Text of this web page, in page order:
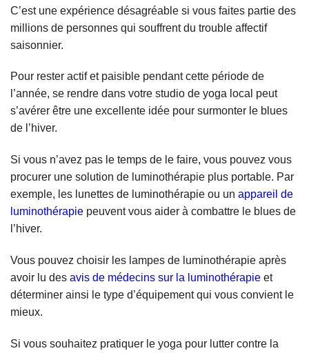
C’est une expérience désagréable si vous faites partie des
millions de personnes qui souffrent du trouble affectif
saisonnier.
Pour rester actif et paisible pendant cette période de
l’année, se rendre dans votre studio de yoga local peut
s’avérer être une excellente idée pour surmonter le blues
de l’hiver.
Si vous n’avez pas le temps de le faire, vous pouvez vous
procurer une solution de luminothérapie plus portable. Par
exemple, les lunettes de luminothérapie ou un appareil de
luminothérapie peuvent vous aider à combattre le blues de
l’hiver.
Vous pouvez choisir les lampes de luminothérapie après
avoir lu des avis de médecins sur la luminothérapie et
déterminer ainsi le type d’équipement qui vous convient le
mieux.
Si vous souhaitez pratiquer le yoga pour lutter contre la